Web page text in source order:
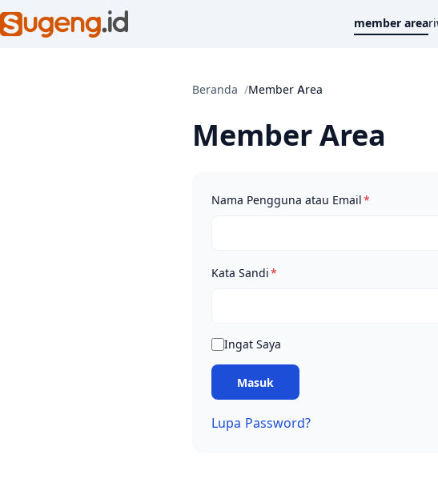
member area
Beranda Member Area
Member Area
Nama Pengguna atau Email*
Kata Sandi*
Ingat Saya
Lupa Password?